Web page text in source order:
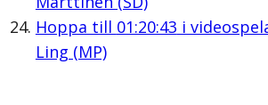
Hoppa till 01:20:43 i
Ling (MP)